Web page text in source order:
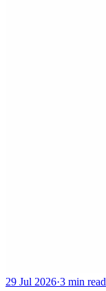
29 Jul 2026·3 min read